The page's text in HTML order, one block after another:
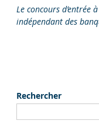
Le concours d’entrée
indépendant des
Rechercher